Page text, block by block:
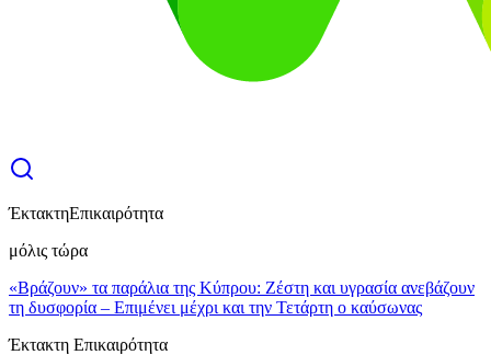
ΈκτακτηΕπικαιρότητα
μόλις τώρα
«Βράζουν» τα παράλια της Κύπρου: Ζέστη και υγρασία ανεβάζουν
τη δυσφορία – Επιμένει μέχρι και την Τετάρτη ο καύσωνας
Έκτακτη Επικαιρότητα